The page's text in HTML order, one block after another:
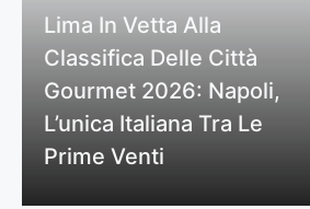
Lima In Vetta Alla
Classifica Delle Città
Gourmet 2026: Napoli,
L’unica Italiana Tra Le
Prime Venti